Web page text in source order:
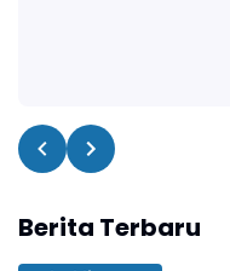
Berita Terbaru